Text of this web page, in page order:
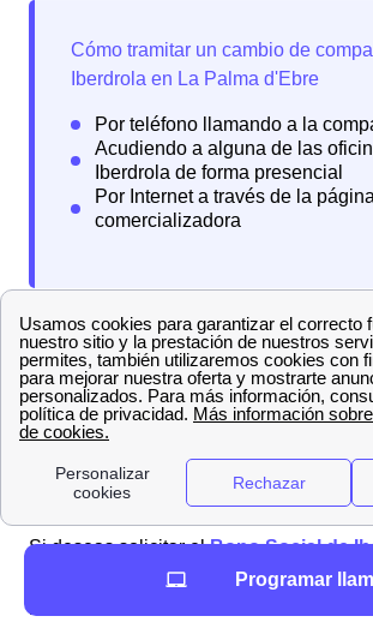
Además, cabe tener en cuenta que si el
contratada una tarifa con servicio de
su compañía previa, tendrá que pagar la
correspondiente.
Guía para activar el servicio de luz y
d'Ebre con Iberdrola
Si deseas solicitar elBono Social de
Palma d'Ebre, tienes varias opciones
Programar